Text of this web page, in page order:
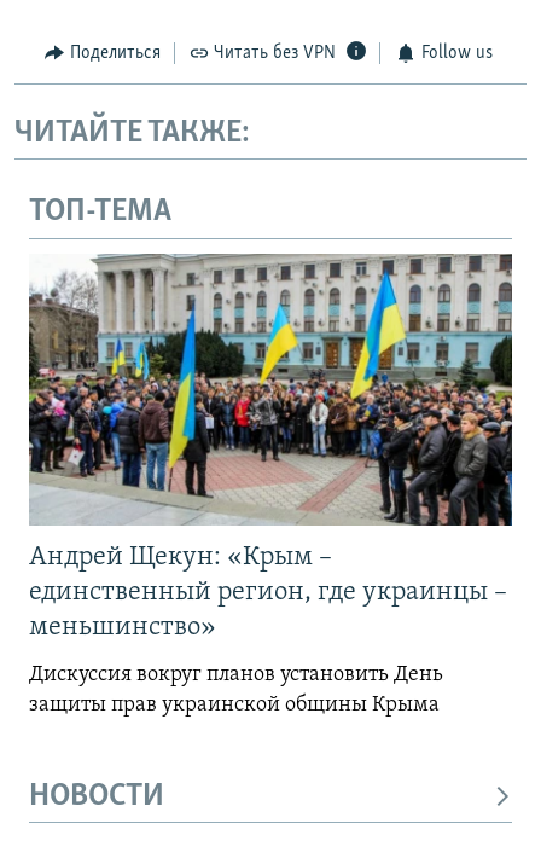
Поделиться Читать без VPN Follow us
ЧИТАЙТЕ ТАКЖЕ:
ТОП-ТЕМА
Андрей Щекун: «Крым –
единственный регион, где украинцы –
меньшинство»
Дискуссия вокруг планов установить День
защиты прав украинской общины Крыма
НОВОСТИ